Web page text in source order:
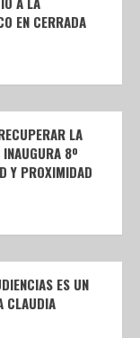
EN CERRADA
LA
8º
Y PROXIMIDAD
ES UN
CLAUDIA